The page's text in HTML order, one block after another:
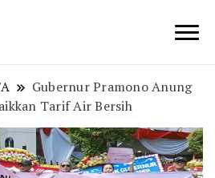
Gubernur Pramono Anung
Tarif Air Bersih